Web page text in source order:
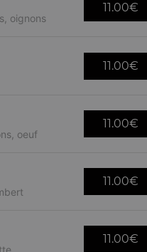
oignons
11.00€
11.00€
oeuf
11.00€
11.00€
11.00€